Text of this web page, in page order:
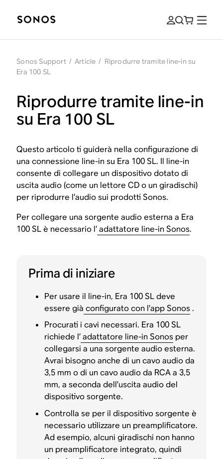
Sonos Support / Article / Riprodurre tramite line-in su
Era 100 SL
Riprodurre tramite line-in
su Era 100 SL
Questo articolo ti guiderà nella configurazione di
una connessione line-in su Era 100 SL. Il line-in
consente di collegare un dispositivo dotato di
uscita audio (come un lettore CD o un giradischi)
per riprodurre l’audio sui prodotti Sonos.
Per collegare una sorgente audio esterna a Era
100 SL è necessario l’adattatore line-in Sonos.
Prima di iniziare
Per usare il line-in, Era 100 SL deve
essere già configurato con l’app Sonos.
Procurati i cavi necessari. Era 100 SL
richiede l’adattatore line-in Sonos per
collegarsi a una sorgente audio esterna.
Avrai bisogno anche di un cavo audio da
3,5 mm o di un cavo audio da RCA a 3,5
mm, a seconda dell’uscita audio del
dispositivo sorgente.
Controlla se per il dispositivo sorgente è
necessario utilizzare un preamplificatore.
Ad esempio, alcuni giradischi non hanno
un preamplificatore integrato, quindi